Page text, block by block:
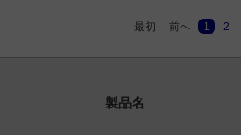
最初 前へ 1 2
製品名